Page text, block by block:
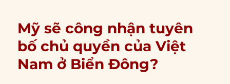
Mỹ sẽ công nhận tuyên
bố chủ quyền của Việt
Nam ở Biển Đông?